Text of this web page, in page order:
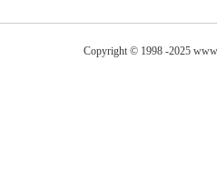
Copyright © 1998 -2025